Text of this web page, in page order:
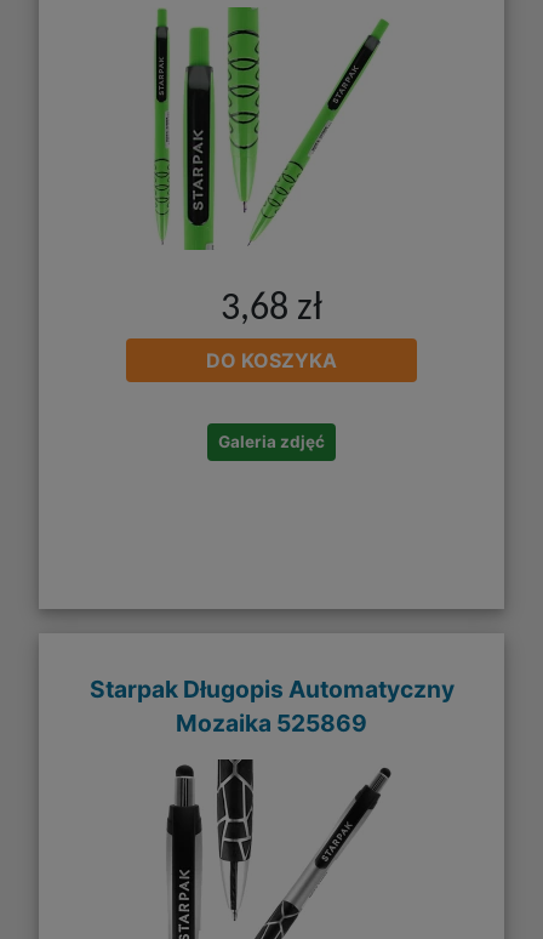
3,68 zł
DO KOSZYKA
Galeria zdjęć
Starpak Długopis Automatyczny
Mozaika 525869